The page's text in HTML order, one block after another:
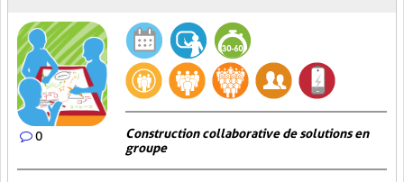
0
Construction collaborative de solutions en
groupe